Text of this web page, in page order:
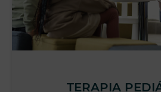
TERAPIA